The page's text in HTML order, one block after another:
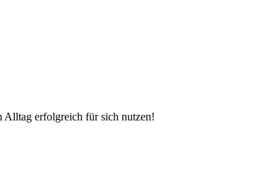
erfolgreich für sich nutzen!